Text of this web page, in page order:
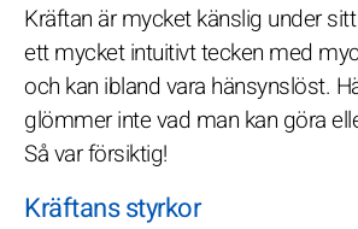
Kräftan är mycket känslig under
ett mycket intuitivt tecken med
och kan ibland vara hänsynslöst.
glömmer inte vad man kan göra
Så var försiktig!
Kräftans styrkor